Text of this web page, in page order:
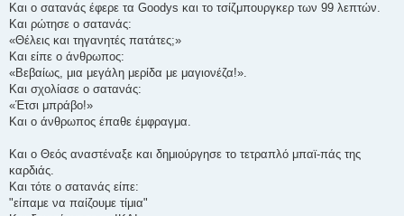
Και ο σατανάς έφερε τα Goodys και το τσίζμπουργκερ των 99 λεπτών.
Και ρώτησε ο σατανάς:
«Θέλεις και τηγανητές πατάτες;»
Και είπε ο άνθρωπος:
«Βεβαίως, μια μεγάλη μερίδα με μαγιονέζα!».
Kαι σχολίασε ο σατανάς:
«Έτσι μπράβο!»
Και ο άνθρωπος έπαθε έμφραγμα.
Και ο Θεός αναστέναξε και δημιούργησε το τετραπλό μπαϊ-πάς της
καρδιάς.
Και τότε ο σατανάς είπε:
"είπαμε να παίζουμε τίμια"